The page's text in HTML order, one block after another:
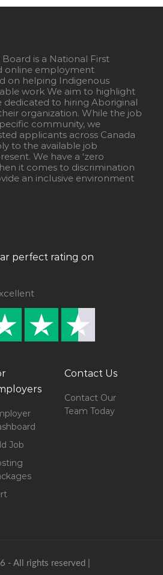
is a National First
online employment
on helping Indigenous
work We aim to highlight
dedicated to hiring Aboriginal
organization. While the job
community, we
applicants across Canada
to the available job
We have a ‘zero
it comes to discrimination
an inclusive environment
perfect rating on
Job
Contact Us
Contact Our
Team Today
All rights reserved |